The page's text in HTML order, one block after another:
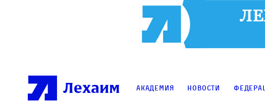
Лехаим Академия Новости